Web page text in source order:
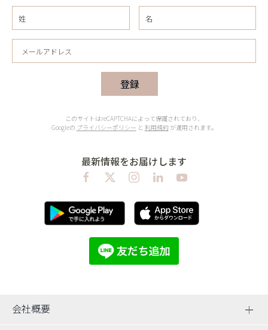
登録
このサイトはreCAPTCHAによって保護されており、
Googleの プライバシーポリシー と 利用規約が適用されます。
最新情報をお届けします
会社概要